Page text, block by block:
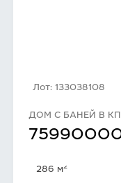
Лот: 133038108
ДОМ С БАНЕЙ В
286 м2